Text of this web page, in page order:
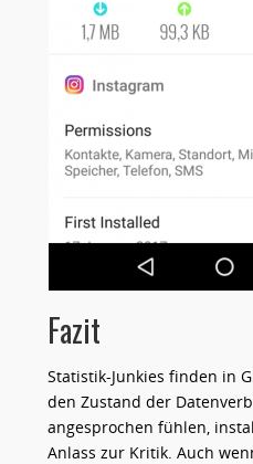
Fazit
Statistik-Junkies finden in
den Zustand der
angesprochen fühlen,
Anlass zur Kritik. Auch